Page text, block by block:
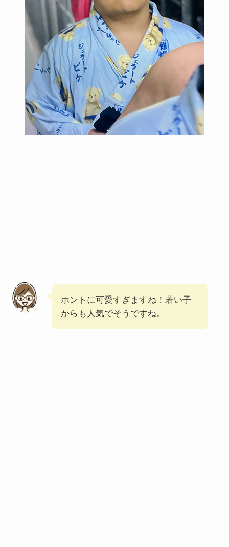
ホントに可愛すぎますね！若い子
からも人気でそうですね。